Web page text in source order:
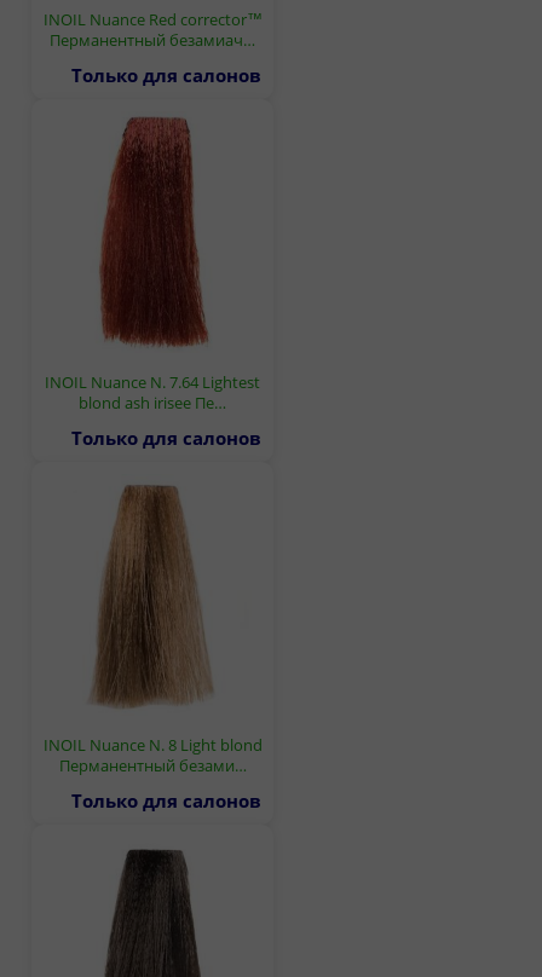
INOIL Nuance Red corrector™
Перманентный безамиач…
Только для салонов
INOIL Nuance N. 7.64 Lightest
blond ash irisee Пе…
Только для салонов
INOIL Nuance N. 8 Light blond
Перманентный безами…
Только для салонов